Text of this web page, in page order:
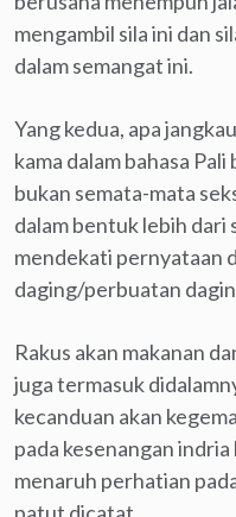
mengambil sila ini dan
dalam semangat ini.
Yang kedua, apa
kama dalam bahasa
bukan semata-mata
dalam bentuk lebih dari
mendekati pernyataan
daging/perbuatan
Rakus akan makanan
juga termasuk
kecanduan akan
pada kesenangan
menaruh perhatian